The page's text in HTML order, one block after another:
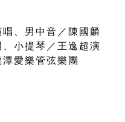
、男中音／陳國麟
小提琴／王逸超演
愛樂管弦樂團